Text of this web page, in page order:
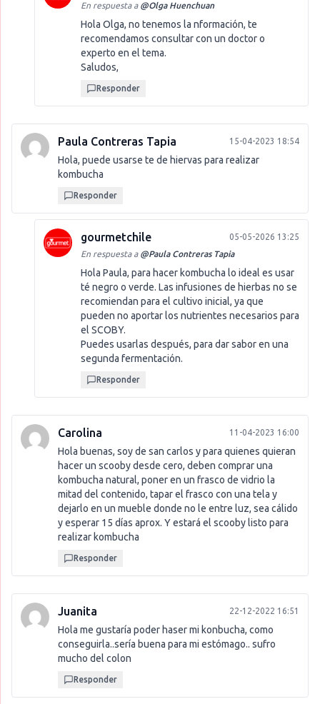
En respuesta a @Olga Huenchuan
Hola Olga, no tenemos la nformación, te
recomendamos consultar con un doctor o
experto en el tema.
Saludos,
Responder
Paula Contreras Tapia 15-04-2023 18:54
Hola, puede usarse te de hiervas para realizar
kombucha
Responder
gourmetchile
05-05-2026 13:25
En respuesta a @Paula Contreras Tapia
Hola Paula, para hacer kombucha lo ideal es usar
té negro o verde. Las infusiones de hierbas no se
recomiendan para el cultivo inicial, ya que
pueden no aportar los nutrientes necesarios para
el SCOBY.
Puedes usarlas después, para dar sabor en una
segunda fermentación.
Responder
Carolina 11-04-2023 16:00
Hola buenas, soy de san carlos y para quienes quieran
hacer un scooby desde cero, deben comprar una
kombucha natural, poner en un frasco de vidrio la
mitad del contenido, tapar el frasco con una tela y
dejarlo en un mueble donde no le entre luz, sea cálido
y esperar 15 días aprox. Y estará el scooby listo para
realizar kombucha
Responder
Juanita 22-12-2022 16:51
Hola me gustaría poder haser mi konbucha, como
conseguirla..sería buena para mi estómago.. sufro
mucho del colon
Responder